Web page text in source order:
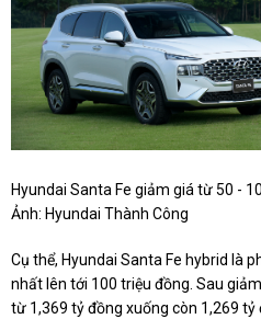
Hyundai Santa Fe giảm giá từ 50 -
Ảnh: Hyundai Thành Công
Cụ thể, Hyundai Santa Fe hybrid là
nhất lên tới 100 triệu đồng. Sau
từ 1,369 tỷ đồng xuống còn 1,269 tỷ